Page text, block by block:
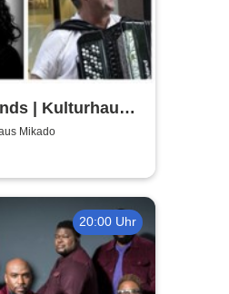
| Kulturhaus
Mikado
20:00 Uhr